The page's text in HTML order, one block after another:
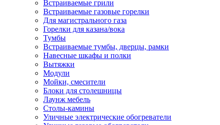
Встраиваемые грили
Встраиваемые газовые горелки
Для магистрального газа
Горелки для казана/вока
Тумбы
Встраиваемые тумбы, дверцы, рамки
Навесные шкафы и полки
Вытяжки
Модули
Мойки, смесители
Блоки для столешницы
Лаунж мебель
Столы-камины
Уличные электрические обогреватели